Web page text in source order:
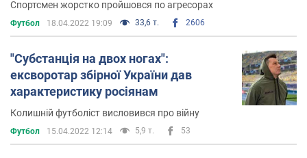
Спортсмен жорстко пройшовся по агресорах
Футбол 18.04.2022 19:09 33,6 т. 2606
"Субстанція на двох ногах":
ексворотар збірної України дав
характеристику росіянам
Колишній футболіст висловився про війну
Футбол 15.04.2022 12:14 5,9 т. 53